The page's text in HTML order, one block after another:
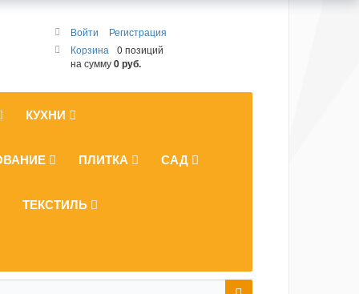
Войти
Регистрация
Корзина
0 позиций
на сумму0 руб.
КУХНИ
ПЛИТКА САД
ТЕКСТИЛЬ